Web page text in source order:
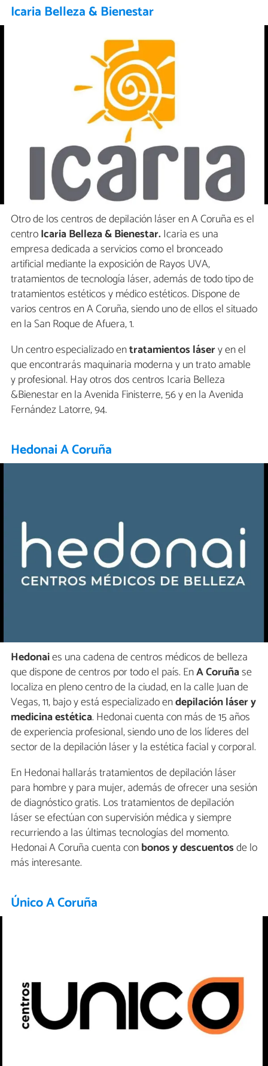
Icaria Belleza & Bienestar
Otro de los centros de depilación láser en A Coruña es el
centroIcaria Belleza & Bienestar.Icaria es una
empresa dedicada a servicios como el bronceado
artificial mediante la exposición de Rayos UVA,
tratamientos de tecnología láser, además de todo tipo de
tratamientos estéticos y médico estéticos. Dispone de
varios centros en A Coruña, siendo uno de ellos el situado
en la San Roque de Afuera, 1.
Un centro especializado entratamientos lásery en el
que encontrarás maquinaria moderna y un trato amable
y profesional. Hay otros dos centros Icaria Belleza
&Bienestar en la Avenida Finisterre, 56 y en la Avenida
Fernández Latorre, 94.
Hedonai A Coruña
Hedonaies una cadena de centros médicos de belleza
que dispone de centros por todo el país. EnA Coruñase
localiza en pleno centro de la ciudad, en la calle Juan de
Vegas, 11, bajo y está especializado endepilación láser y
medicina estética. Hedonai cuenta con más de 15 años
de experiencia profesional, siendo uno de los líderes del
sector de la depilación láser y la estética facial y corporal.
En Hedonai hallarás tratamientos de depilación láser
para hombre y para mujer, además de ofrecer una sesión
de diagnóstico gratis. Los tratamientos de depilación
láser se efectúan con supervisión médica y siempre
recurriendo a las últimas tecnologías del momento.
Hedonai A Coruña cuenta conbonos y descuentosde lo
más interesante.
Único A Coruña